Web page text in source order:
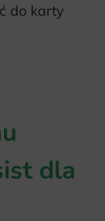
do karty
dla